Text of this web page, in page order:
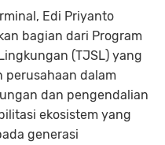
Edi Priyanto
bagian dari Program
(TJSL) yang
perusahaan dalam
dan pengendalian
ekosistem yang
generasi